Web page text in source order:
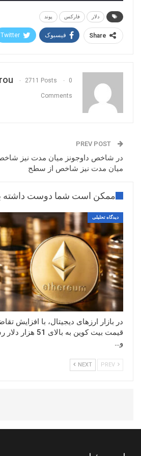
دلار فارکس پوند
Share فیسبوک Twitter
2711 Posts 0
Comments
در شاخص داوجونز میان مدت نیز
میان مدت نیز شاخص از سطح
ممکن است شما دوست داشته
دیدگاه تحلیلی
در بازار ارزهای دیجیتال، با افزایش
قیمت بیت کوین به بالای 51
و…
NEXT